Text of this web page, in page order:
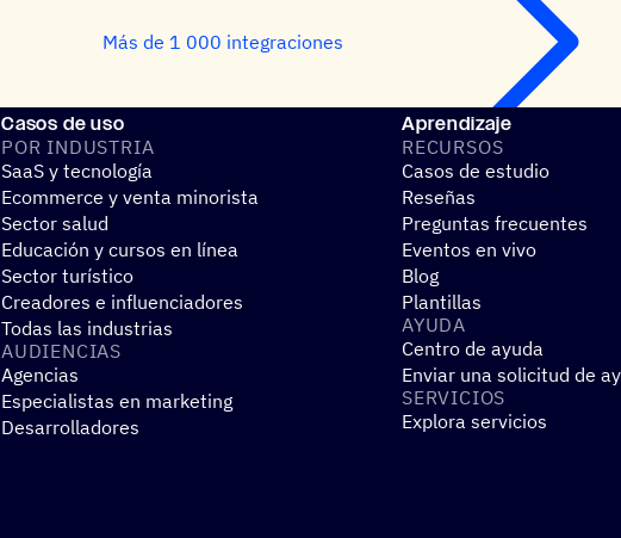
Más de 1 000 integraciones
Casos de uso
POR INDUS­TRIA
SaaS y tecnología
Ecommerce y venta minorista
Sector salud
Educación y cursos en línea
Sector turístico
Creadores e influenciadores
Todas las industrias
AUDIEN­CIAS
Agencias
Especialistas en marketing
Desarrolladores
Aprendizaje
RECUR­SOS
Casos de estudio
Reseñas
Preguntas frecuentes
Eventos en vivo
Blog
Plantillas
AYUDA
Centro de ayuda
Enviar una solicitud de
SERVI­CIOS
Explora servicios